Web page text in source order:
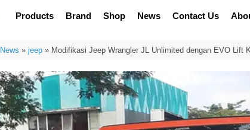
Products Brand Shop News Contact Us
News » jeep» Modifikasi Jeep Wrangler JL Unlimited dengan EVO Lift